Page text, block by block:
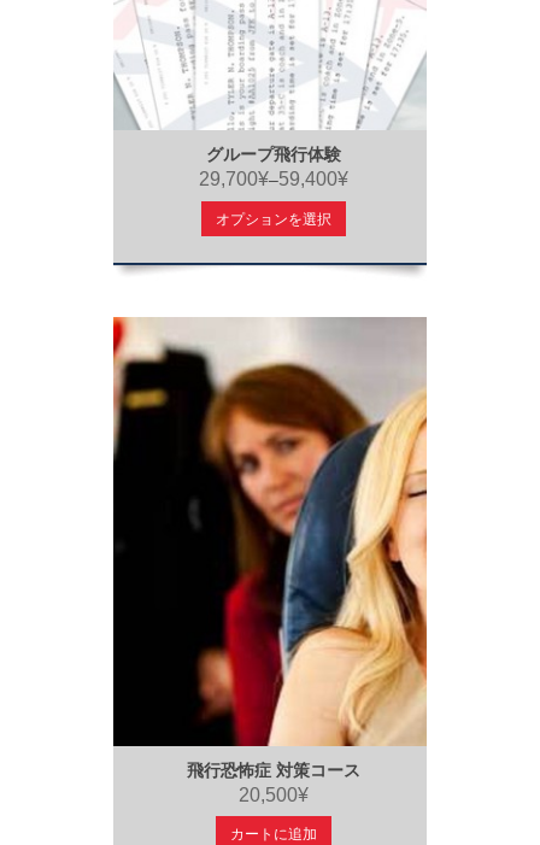
グループ飛行体験
29,700¥–59,400¥
オプションを選択
飛行恐怖症 対策コース
20,500¥
カートに追加